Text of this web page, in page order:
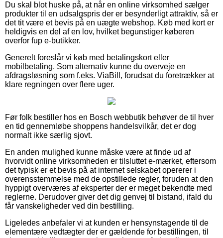
Du skal blot huske på, at når en online virksomhed sælger
produkter til en udsalgspris der er besynderligt attraktiv, så er
det tit være et bevis på en uægte webshop. Køb med kort er
heldigvis en del af en lov, hvilket begunstiger køberen
overfor fup e-butikker.
Generelt foreslår vi køb med betalingskort eller
mobilbetaling. Som alternativ kunne du overveje en
afdragsløsning som f.eks. ViaBill, forudsat du foretrækker at
klare regningen over flere uger.
Før folk bestiller hos en Bosch webbutik behøver de til hver
en tid gennemløbe shoppens handelsvilkår, det er dog
normalt ikke særlig sjovt.
En anden mulighed kunne måske være at finde ud af
hvorvidt online virksomheden er tilsluttet e-mærket, eftersom
det typisk er et bevis på at internet selskabet opererer i
overensstemmelse med de opstillede regler, foruden at den
hyppigt overværes af eksperter der er meget bekendte med
reglerne. Derudover giver det dig genvej til bistand, ifald du
får vanskeligheder ved din bestilling.
Ligeledes anbefaler vi at kunden er hensynstagende til de
elementære vedtægter der er gældende for bestillingen, til